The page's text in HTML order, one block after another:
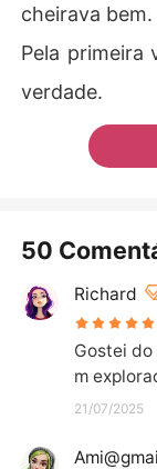
cheirava bem.
Pela primeira
verdade.
50
Richard
Gostei
m
21/07/2025